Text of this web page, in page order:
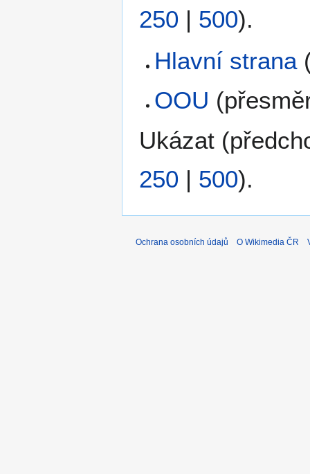
250 | 500).
Hlavní strana
OOU
Ukázat (
250 | 500).
Ochrana osobních údajů O Wikimedia ČR